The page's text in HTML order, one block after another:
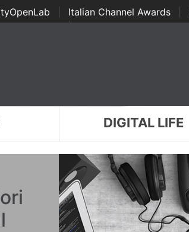
Italian Channel Awards
Awards | ...
DIGITAL LIFE